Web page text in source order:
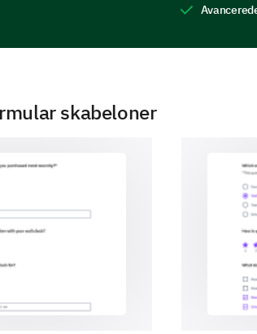
dig
tilhører du?
skabeloner